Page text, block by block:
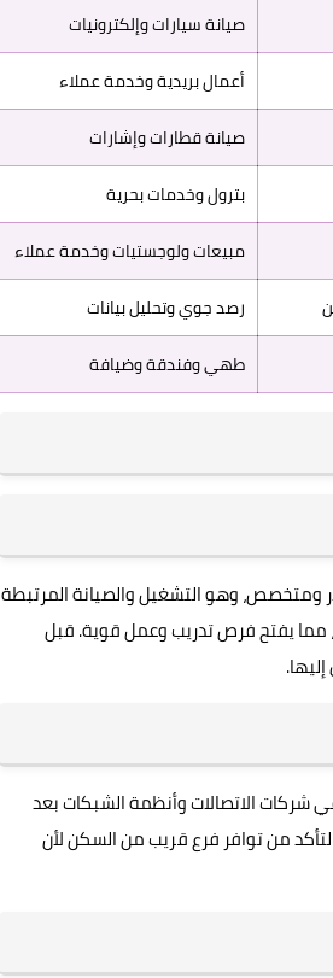
صيانة سيارات وإلكترونيات
أعمال بريدية وخدمة عملاء
صيانة قطارات وإشارات
بترول وخدمات بحرية
مبيعات ولوجستيات وخدمة عملاء
رصد جوي وتحليل بيانات
طهي وفندقة وضيافة
ومتخصص، وهو التشغيل والصيانة المرتبطة
يفتح فرص تدريب وعمل قوية. قبل
شركات الاتصالات وأنظمة الشبكات بعد
من توافر فرع قريب من السكن لأن